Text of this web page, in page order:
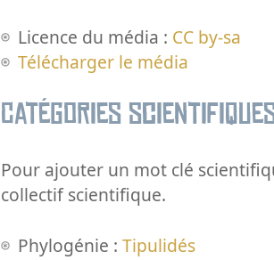
Licence du média : CC by-sa
Télécharger le média
Catégories
Pour ajouter un mot clé
collectif scientifique.
Phylogénie :Tipulidés